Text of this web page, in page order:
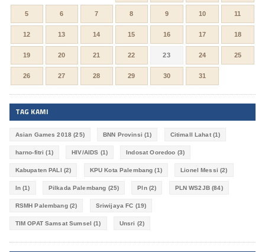
5 6 7 8 9 10 11
12 13 14 15 16 17 18
19 20 21 22 23 24 25
26 27 28 29 30 31
TAG KAMI
Asian Games 2018 (25) BNN Provinsi (1) Citimall Lahat(1)
harno-fitri (1) HIV/AIDS (1) Indosat Ooredoo (3)
Kabupaten PALI (2) KPU Kota Palembang (1) Lionel Messi (2)
ln (1) Pilkada Palembang (25) Pln(2) PLN WS2JB(84)
RSMH Palembang(2) Sriwijaya FC (19)
TIM OPAT Samsat Sumsel (1) Unsri (2)